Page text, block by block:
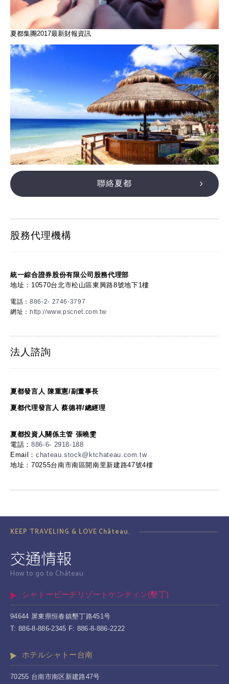
夏都集團2017最新財報資訊
聯絡夏都
股務代理機構
統一綜合證券股份有限公司股務代理部
地址：10570台北市松山區東興路8號地下1樓
電話： 886-2- 2746-3797
網址： http://www.pscnet.com.tw
法人諮詢
夏都發言人 陳重憲/副董事長
夏都代理發言人 蔡德祥/總經理
夏都投資人關係主管 張曉雯
電話： 886-6- 2918-188
Email： chateau.stock@ktchateau.com.tw
地址：70255台南市南區開南里新建路47號4樓
KEEP TRAVELING & LOVE Château.
交通情報
How to go to Château
シャトービーチリゾートケンティン(墾丁)
94644 屏東県恒春鎮墾丁路451号
T: 886-8-886-2345 F: 886-8-886-2222
ホテルシャトー台南
70255 台南市南区新建路47号